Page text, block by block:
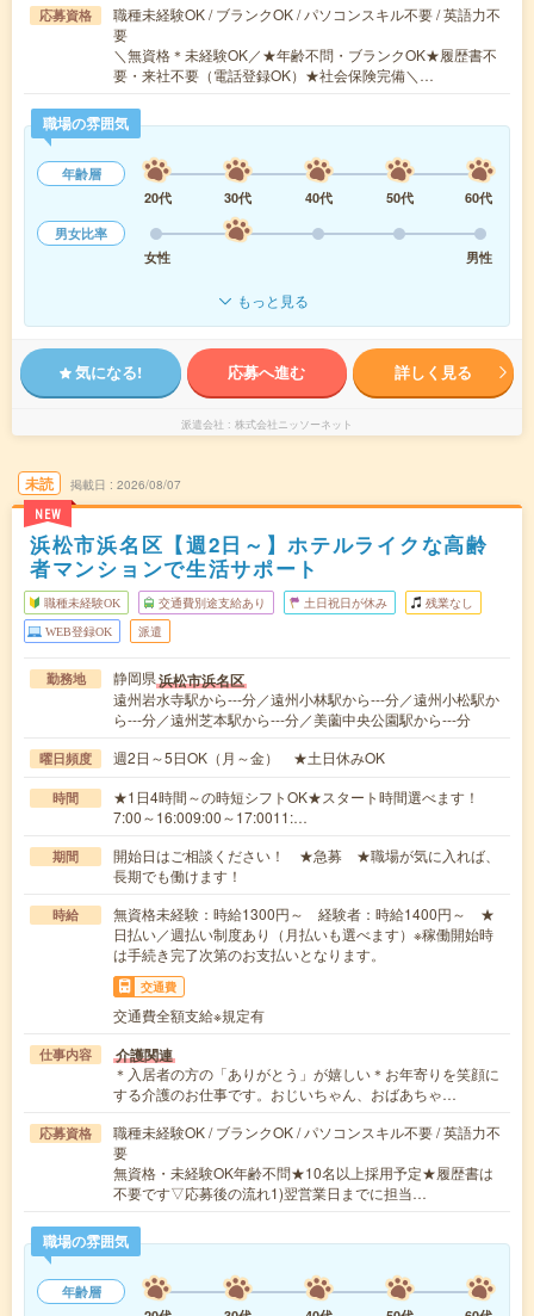
応募資格
職種未経験OK / ブランクOK / パソコンスキル不要 / 英語力不
要
＼無資格＊未経験OK／★年齢不問・ブランクOK★履歴書不
要・来社不要（電話登録OK）★社会保険完備＼…
職場の雰囲気
年齢層
20代
30代 40代 50代
60代
男女比率
女性
男性
もっと見る
気になる! 応募へ進む 詳しく見る
派遣会社 株式会社ニッソーネット
未読
NEW
掲載日 2026/08/07
浜松市浜名区【週2日～】ホテルライクな高齢
者マンションで生活サポート
職種未経験OK 交通費別途支給あり 土日祝日が休み 残業なし
WEB登録OK 派遣
勤務地 静岡県浜松市浜名区
遠州岩水寺駅から---分／遠州小林駅から---分／遠州小松駅か
ら---分／遠州芝本駅から---分／美薗中央公園駅から---分
曜日頻度 週2日～5日OK（月～金） ★土日休みOK
時間
★1日4時間～の時短シフトOK★スタート時間選べます！
7:00～16:009:00～17:0011:…
期間
開始日はご相談ください！ ★急募 ★職場が気に入れば、
長期でも働けます！
時給
無資格未経験：時給1300円～ 経験者：時給1400円～ ★
日払い／週払い制度あり（月払いも選べます）※稼働開始時
は手続き完了次第のお支払いとなります。
交通費
交通費全額支給※規定有
仕事内容 介護関連
＊入居者の方の「ありがとう」が嬉しい＊お年寄りを笑顔に
する介護のお仕事です。おじいちゃん、おばあちゃ…
応募資格
職種未経験OK / ブランクOK / パソコンスキル不要 / 英語力不
要
無資格・未経験OK年齢不問★10名以上採用予定★履歴書は
不要です▽応募後の流れ1)翌営業日までに担当…
職場の雰囲気
年齢層